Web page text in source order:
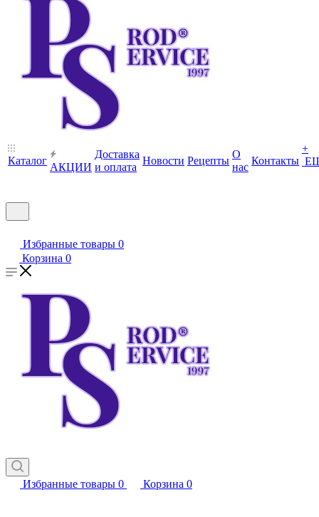
Каталог
АКЦИИ
Доставка
и оплата
Новости Рецепты
О
нас
Контакты
+
Избранные товары 0
Корзина 0
Избранные товары 0 Корзина 0